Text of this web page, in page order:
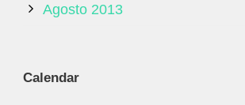
Agosto 2013
Calendar